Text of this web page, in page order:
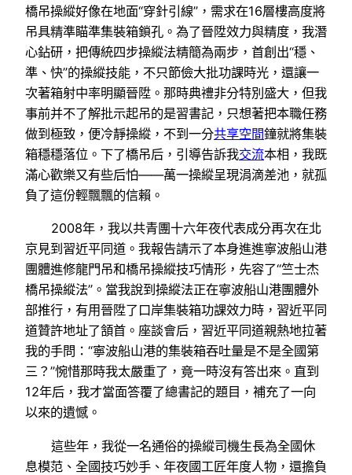
橋吊操縱好像在地面“穿針引線”，需求在16層樓高度將
吊具精準瞄準集裝箱鎖孔。為了晉陞效力與精度，我潛
心鉆研，把傳統四步操縱法精簡為兩步，首創出“穩、
準、快”的操縱技能，不只節儉大批功課時光，還讓一
次著箱射中率明顯晉陞。那時典禮非分特別盛大，但我
事前并不了解批示起吊的是習書記，只想著把本職任務
做到極致，便冷靜操縱，不到一分共享空間鐘就將集裝
箱穩穩落位。下了橋吊后，引導告訴我交流本相，我既
滿心歡樂又有些后怕——萬一操縱呈現涓滴差池，就孤
負了這份輕飄飄的信賴。
2008年，我以共青團十六年夜代表成分再次在北
京見到習近平同道。我報告請示了本身進進寧波船山港
團體進修龍門吊和橋吊操縱技巧情形，先容了“竺士杰
橋吊操縱法”。當我說到操縱法正在寧波船山港團體外
部推行，有用晉陞了口岸集裝箱功課效力時，習近平同
道贊許地址了頷首。座談會后，習近平同道親熱地拉著
我的手問：“寧波船山港的集裝箱吞吐量是不是全國第
三？”惋惜那時我太嚴重了，竟一時沒有答出來。直到
12年后，我才當面答覆了總書記的題目，補充了一向
以來的遺憾。
這些年，我從一名通俗的操縱司機生長為全國休
息模范、全國技巧妙手、年夜國工匠年度人物，還擔負